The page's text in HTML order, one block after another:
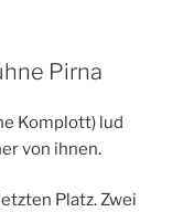
Pirna
Komplott) lud
von ihnen.
Platz. Zwei